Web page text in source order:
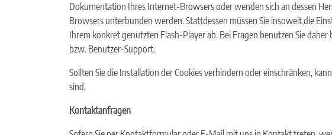
Dokumentation Ihres Internet-Browsers oder wenden sich an dessen
Browsers unterbunden werden. Stattdessen müssen Sie insoweit die
Ihrem konkret genutzten Flash-Player ab. Bei Fragen benutzen Sie
bzw. Benutzer-Support.
Sollten Sie die Installation der Cookies verhindern oder einschränken,
sind.
Kontaktanfragen